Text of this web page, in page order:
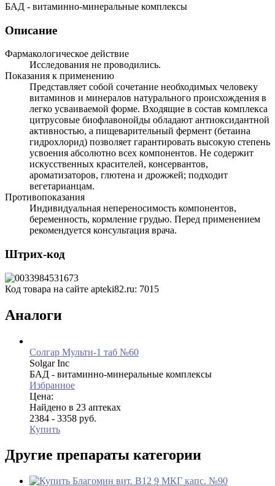
БАД - витаминно-минеральные комплексы
Описание
Фармакологическое действие
Исследования не проводились.
Показания к применению
Представляет собой сочетание необходимых человеку
витаминов и минералов натурального происхождения в
легко усваиваемой форме. Входящие в состав комплекса
цитрусовые биофлавонойды обладают антиоксидантной
активностью, а пищеварительный фермент (бетаина
гидрохлорид) позволяет гарантировать высокую степень
усвоения абсолютно всех компонентов. Не содержит
искусственных красителей, консервантов,
ароматизаторов, глютена и дрожжей; подходит
вегетарианцам.
Противопоказания
Индивидуальная непереносимость компонентов,
беременность, кормление грудью. Перед применением
рекомендуется консультация врача.
Штрих-код
Код товара на сайте apteki82.ru: 7015
Аналоги
Солгар Мульти-1 таб №60
Solgar Inc
БАД - витаминно-минеральные комплексы
Избранное
Цена:
Найдено в 23 аптеках
2384 - 3358 руб.
Купить
Другие препараты категории